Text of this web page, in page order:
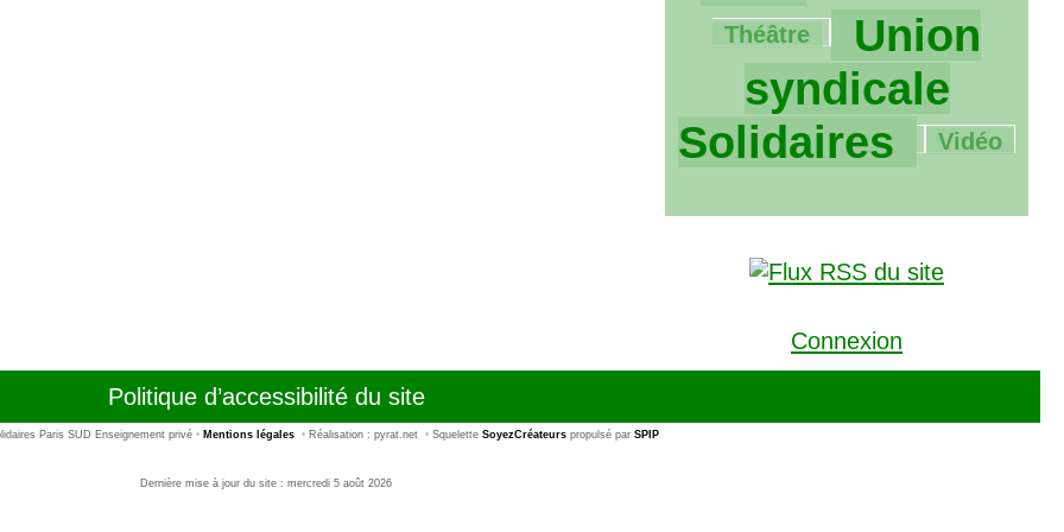
Théâtre
1149/1149
Union
syndicale
Solidaires
59/1149
Vidéo
Connexion
Politique d’accessibilité du site
Paris SUD Enseignement privé • Mentions légales • Réalisation : pyrat.net •Squelette SoyezCréateurspropulsé par SPIP
Dernière mise à jour du site : mercredi 5 août 2026